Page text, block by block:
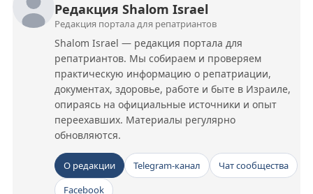
Редакция Shalom Israel
Редакция портала для репатриантов
Shalom Israel — редакция портала для
репатриантов. Мы собираем и проверяем
практическую информацию о репатриации,
документах, здоровье, работе и быте в Израиле,
опираясь на официальные источники и опыт
переехавших. Материалы регулярно
обновляются.
О редакции Telegram-канал
Чат сообщества
Facebook